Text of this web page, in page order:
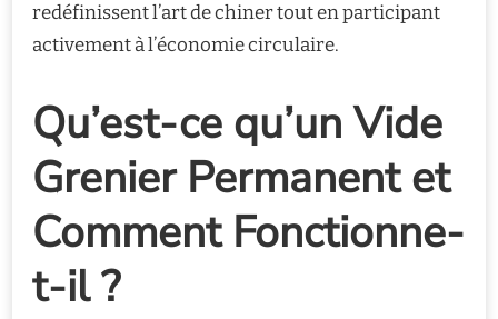
redéfinissent l’art de chiner tout en participant
activement à l’économie circulaire.
Qu’est-ce qu’un Vide
Grenier Permanent et
Comment Fonctionne-
t-il ?